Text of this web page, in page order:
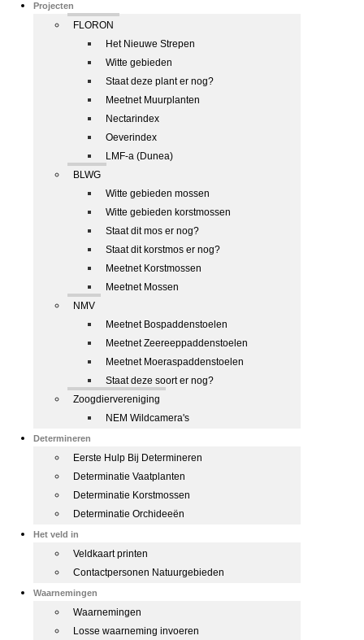
Projecten
FLORON
Het Nieuwe Strepen
Witte gebieden
Staat deze plant er nog?
Meetnet Muurplanten
Nectarindex
Oeverindex
LMF-a (Dunea)
BLWG
Witte gebieden mossen
Witte gebieden korstmossen
Staat dit mos er nog?
Staat dit korstmos er nog?
Meetnet Korstmossen
Meetnet Mossen
NMV
Meetnet Bospaddenstoelen
Meetnet Zeereeppaddenstoelen
Meetnet Moeraspaddenstoelen
Staat deze soort er nog?
Zoogdiervereniging
NEM Wildcamera's
Determineren
Eerste Hulp Bij Determineren
Determinatie Vaatplanten
Determinatie Korstmossen
Determinatie Orchideeën
Het veld in
Veldkaart printen
Contactpersonen Natuurgebieden
Waarnemingen
Waarnemingen
Losse waarneming invoeren